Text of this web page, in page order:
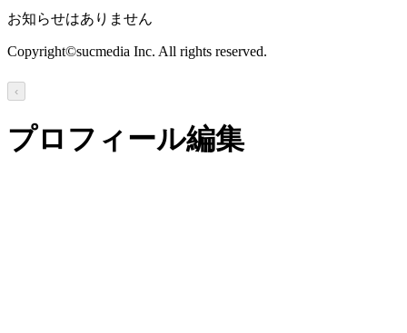
お知らせはありません
Copyright©sucmedia Inc. All rights reserved.
‹
プロフィール編集